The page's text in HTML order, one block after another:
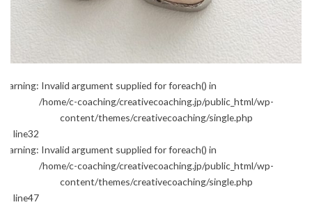
Warning: Invalid argument supplied for foreach() in
/home/c-coaching/creativecoaching.jp/public_html/wp-
content/themes/creativecoaching/single.php
on line32
Warning: Invalid argument supplied for foreach() in
/home/c-coaching/creativecoaching.jp/public_html/wp-
content/themes/creativecoaching/single.php
on line47